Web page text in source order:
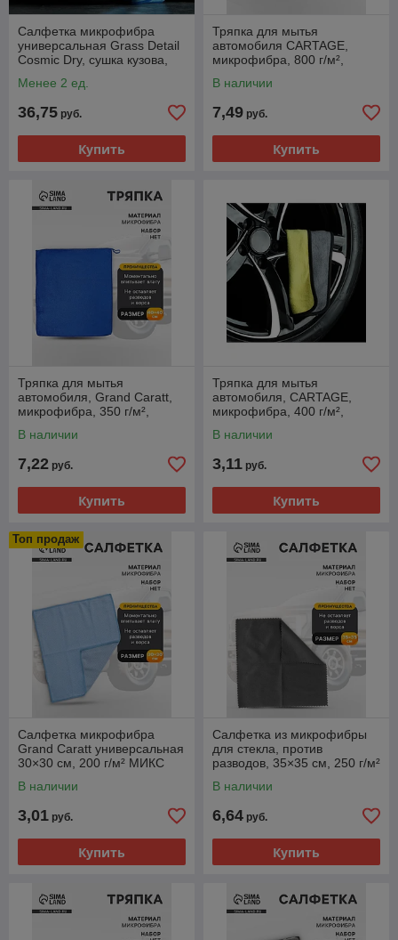
Салфетка микрофибра
универсальная Grass Detail
Cosmic Dry, сушка кузова,
Менее 2 ед.
36,75 руб.
Купить
Тряпка для мытья
автомобиля CARTAGE,
микрофибра, 800 г/м²,
В наличии
7,49 руб.
Купить
Тряпка для мытья
автомобиля, Grand Caratt,
микрофибра, 350 г/м²,
В наличии
7,22 руб.
Купить
Тряпка для мытья
автомобиля, CARTAGE,
микрофибра, 400 г/м²,
В наличии
3,11 руб.
Купить
Топ продаж
Салфетка микрофибра
Grand Caratt универсальная
30×30 см, 200 г/м² МИКС
В наличии
3,01 руб.
Купить
Салфетка из микрофибры
для стекла, против
разводов, 35×35 см, 250 г/м²
В наличии
6,64 руб.
Купить